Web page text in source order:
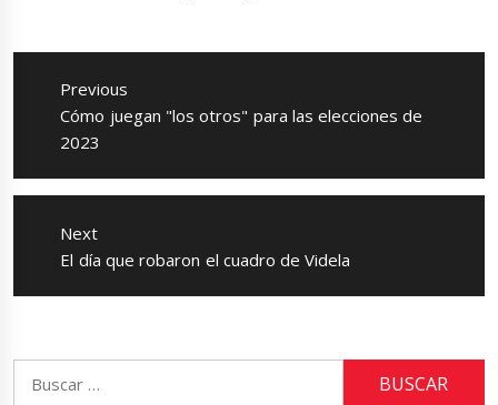
Navegación
entradas
Previous
Previous
post:
Cómo juegan "los otros" para las elecciones de
2023
Next
Next
El día que robaron el cuadro de Videla